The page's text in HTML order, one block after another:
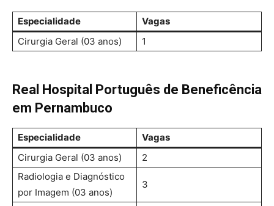
Especialidade
Vagas
Cirurgia Geral (03 anos)
1
Real Hospital Português de Beneficência
em Pernambuco
Especialidade
Vagas
Cirurgia Geral (03 anos)
2
Radiologia e Diagnóstico
por Imagem (03 anos)
3